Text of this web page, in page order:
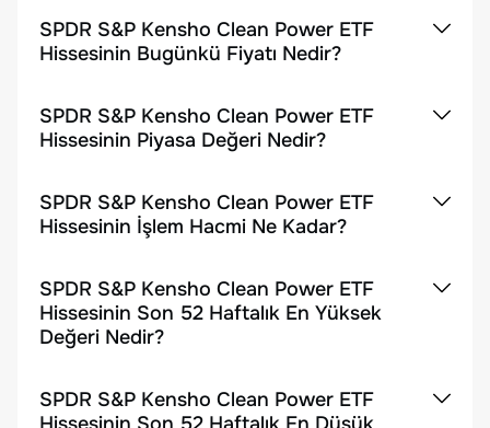
SPDR S&P Kensho Clean Power ETF
Hissesinin Bugünkü Fiyatı Nedir?
SPDR S&P Kensho Clean Power ETF
Hissesinin Piyasa Değeri Nedir?
SPDR S&P Kensho Clean Power ETF
Hissesinin İşlem Hacmi Ne Kadar?
SPDR S&P Kensho Clean Power ETF
Hissesinin Son 52 Haftalık En Yüksek
Değeri Nedir?
SPDR S&P Kensho Clean Power ETF